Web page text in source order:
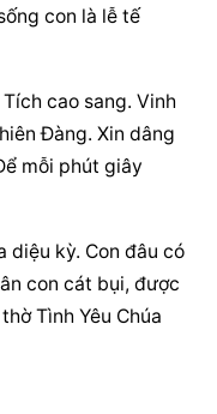
con là lễ tế
cao sang. Vinh
Đàng. Xin dâng
mỗi phút giây
diệu kỳ. Con đâu có
con cát bụi, được
Tình Yêu Chúa